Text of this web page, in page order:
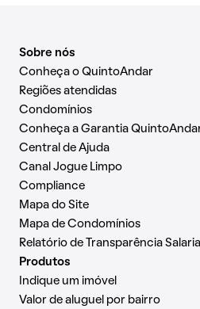
Sobre nós
Conheça o QuintoAndar
Regiões atendidas
Condomínios
Conheça a Garantia
Central de Ajuda
Canal Jogue Limpo
Compliance
Mapa do Site
Mapa de Condomínios
Relatório de Transparência Salarial
Produtos
Indique um imóvel
Valor de aluguel por bairro